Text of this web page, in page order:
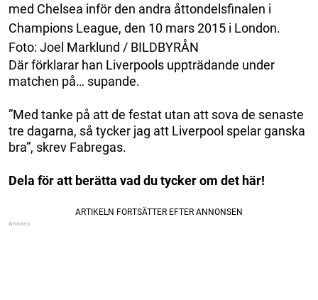
med Chelsea inför den andra åttondelsfinalen i
Champions League, den 10 mars 2015 i London.
Foto: Joel Marklund / BILDBYRÅN
Där förklarar han Liverpools uppträdande under
matchen på… supande.
”Med tanke på att de festat utan att sova de senaste
tre dagarna, så tycker jag att Liverpool spelar ganska
bra”, skrev Fabregas.
Dela för att berätta vad du tycker om det här!